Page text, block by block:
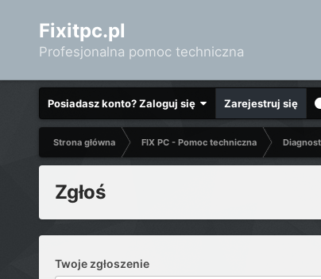
Fixitpc.pl
Profesjonalna pomoc techniczna
Posiadasz konto? Zaloguj się Zarejestruj się
Strona główna FIX PC - Pomoc techniczna
Zgłoś
Twoje zgłoszenie